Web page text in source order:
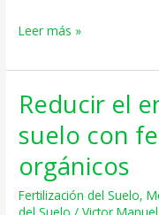
Leer más »
Reducir el
suelo con
orgánicos
Fertilización del Suelo,
del Suelo /Victor
Reducir
endurecimiento
del
suelo
con